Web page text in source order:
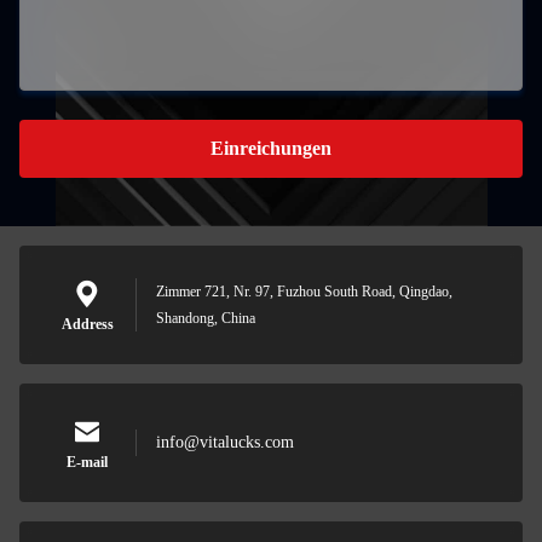
Einreichungen
Address
Zimmer 721, Nr. 97, Fuzhou South Road, Qingdao,
Shandong, China
E-mail
info@vitalucks.com